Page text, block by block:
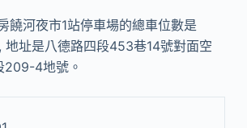
饒河夜市1站停車場的總車位數是
址是八德路四段453巷14號對面空
209-4地號。